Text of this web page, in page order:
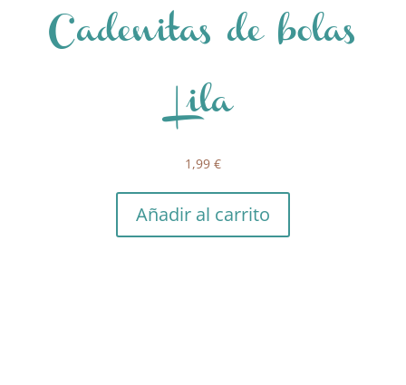
Cadenitas de bolas
Lila
1,99 €
Añadir al carrito